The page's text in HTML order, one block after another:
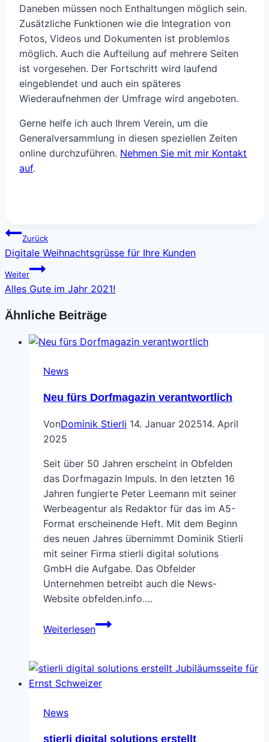
Daneben müssen noch Enthaltungen möglich sein.
Zusätzliche Funktionen wie die Integration von
Fotos, Videos und Dokumenten ist problemlos
möglich. Auch die Aufteilung auf mehrere Seiten
ist vorgesehen. Der Fortschritt wird laufend
eingeblendet und auch ein späteres
Wiederaufnehmen der Umfrage wird angeboten.
Gerne helfe ich auch Ihrem Verein, um die
Generalversammlung in diesen speziellen Zeiten
online durchzuführen. Nehmen Sie mit mir Kontakt
auf.
Beitragsnavigation
Zurück
Digitale Weihnachtsgrüsse für Ihre Kunden
Weiter
Alles Gute im Jahr 2021!
Ähnliche Beiträge
News
Neu fürs Dorfmagazin verantwortlich
VonDominik Stierli 14. Januar 202514. April
2025
Seit über 50 Jahren erscheint in Obfelden
das Dorfmagazin Impuls. In den letzten 16
Jahren fungierte Peter Leemann mit seiner
Werbeagentur als Redaktor für das im A5-
Format erscheinende Heft. Mit dem Beginn
des neuen Jahres übernimmt Dominik Stierli
mit seiner Firma stierli digital solutions
GmbH die Aufgabe. Das Obfelder
Unternehmen betreibt auch die News-
Website obfelden.info….
Weiterlesen
Neu
fürs
verantwortlich
News
stierli digital solutions erstellt